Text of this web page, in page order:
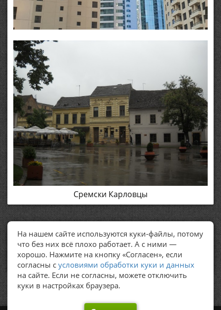
Сремски Карловцы
ПОЛЕЗНЫЕ ССЫЛКИ
Политика обработки персональных данных
На нашем сайте используются куки-файлы, потому
что без них всё плохо работает. А с ними —
хорошо. Нажмите на кнопку «Согласен», если
согласны с условиями обработки куки и данных
на сайте. Если не согласны, можете отключить
куки в настройках браузера.